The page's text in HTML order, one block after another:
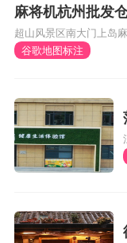
麻将机杭州批发
超山风景区南大门上岛
谷歌地图标注